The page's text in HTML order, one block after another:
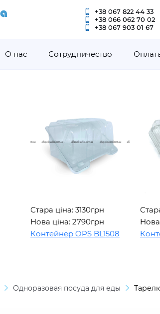
+38 067 822 44 33
+38 066 062 70 02
+38 067 903 01 67
О нас Сотрудничество
Стара ціна: 3130грн
Нова ціна: 2790грн
Контейнер OPS BL1508
Стара
Нова
Одноразовая посуда для еды